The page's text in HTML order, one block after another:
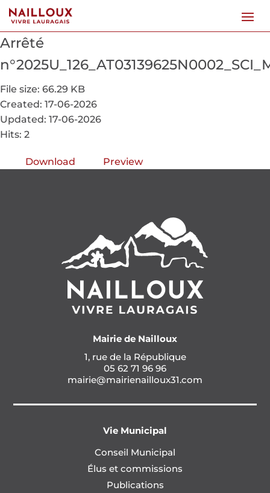
Arrêté
File size: 66.29 KB
Created: 17-06-2026
Updated: 17-06-2026
Hits: 2
Download Preview
Mairie de Nailloux
1, rue de la République
05 62 71 96 96
mairie@mairienailloux31.com
Vie Municipal
Conseil Municipal
Élus et commissions
Publications